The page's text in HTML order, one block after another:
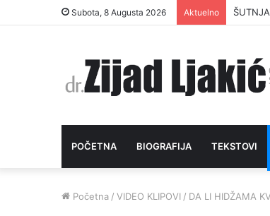
Subota, 8 Augusta 2026 Aktuelno
POČETNA BIOGRAFIJA TEKSTOVI
Početna / VIDEO KLIPOVI / DA LI HIDŽAMA